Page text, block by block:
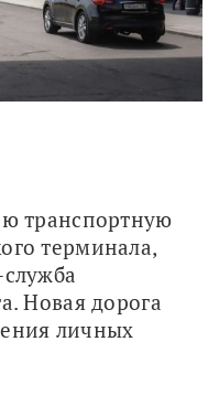
транспортную
терминала,
Новая дорога
личных